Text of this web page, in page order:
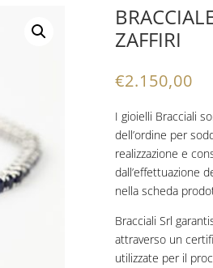
ZAFFIRI
€2.150,00
I gioielli Bracciali
dell’ordine per
realizzazione e
dall’effettuazione
nella scheda
Bracciali Srl
attraverso un
utilizzate per il